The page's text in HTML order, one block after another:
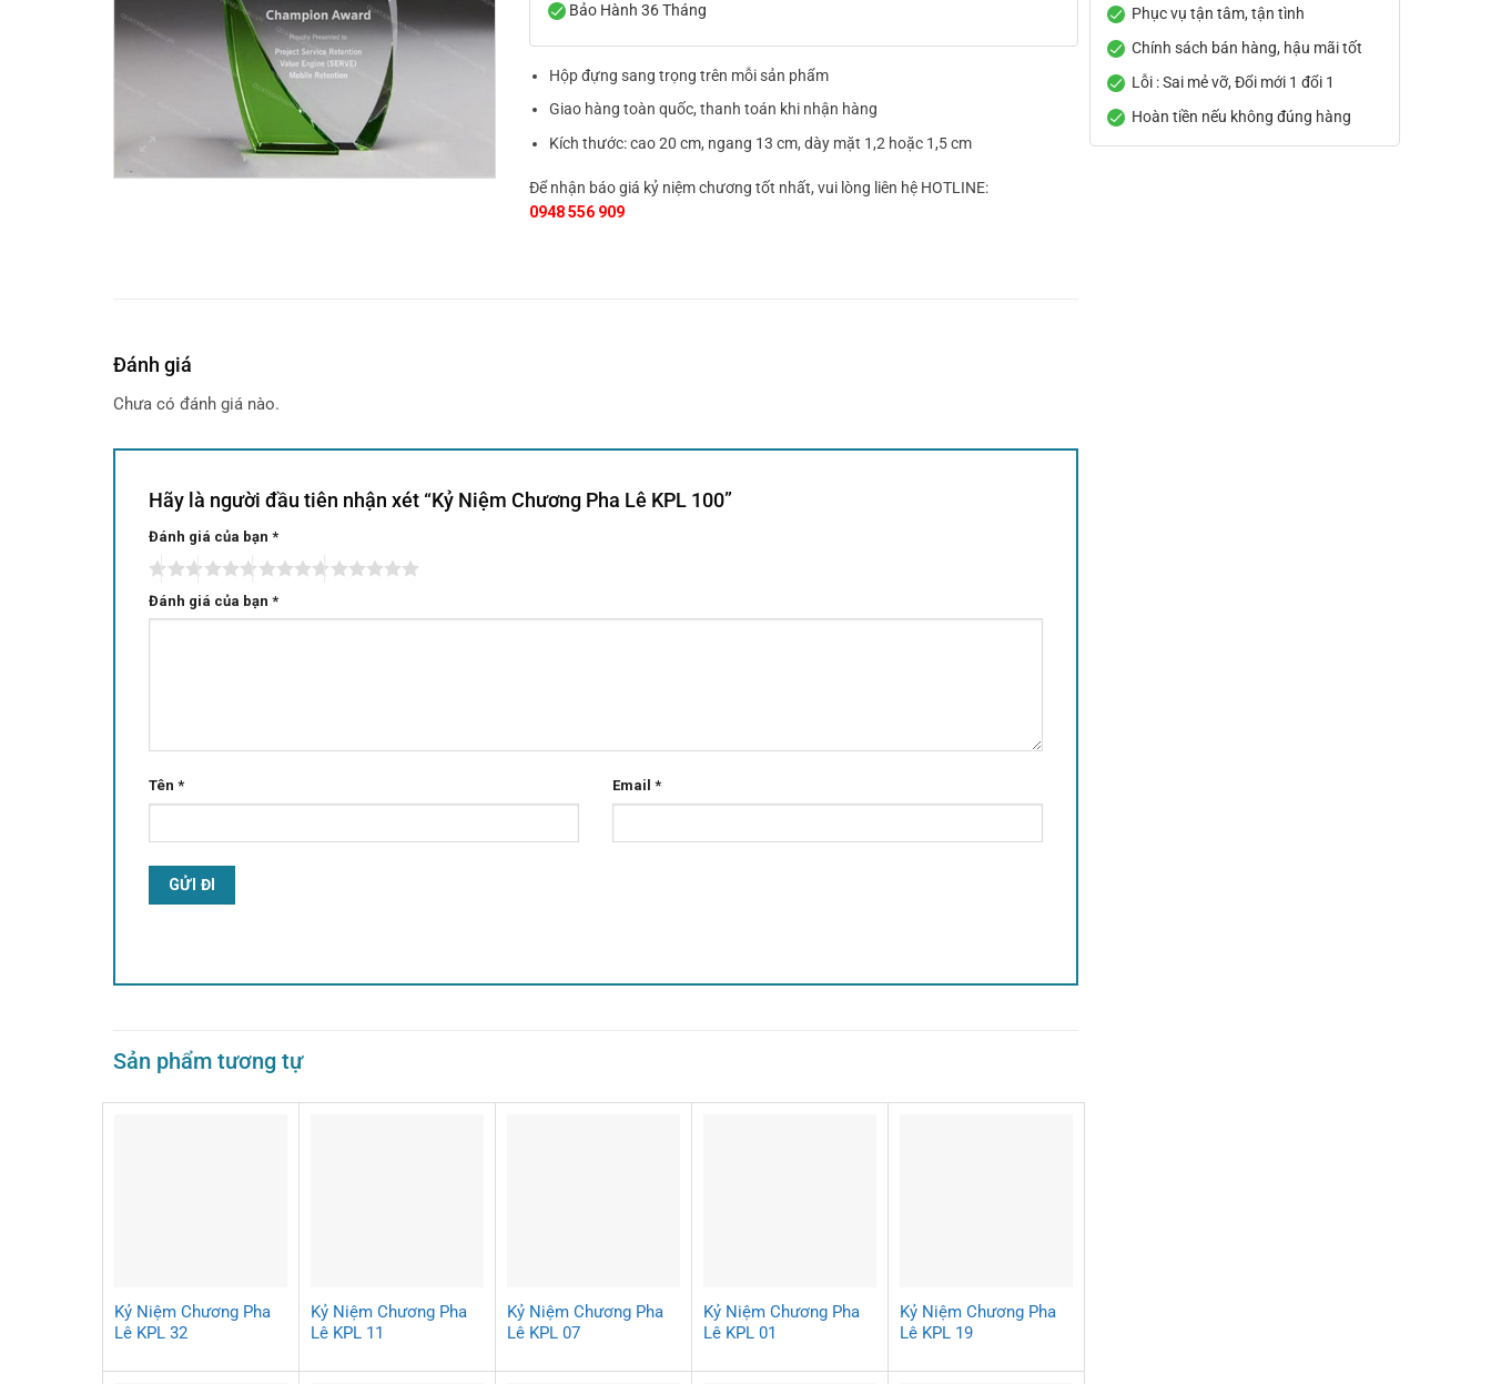
Phục vụ tận tâm, tận tình
Chính sách bán hàng, hậu mãi tốt
Lỗi : Sai mẻ vỡ, Đổi mới 1 đổi 1
Hoàn tiền nếu không đúng hàng
Bảo Hành 36 Tháng
Hộp đựng sang trọng trên mỗi sản phẩm
Giao hàng toàn quốc, thanh toán khi nhận hàng
Kích thước: cao 20 cm, ngang 13 cm, dày mặt 1,2 hoặc 1,5 cm
Để nhận báo giá kỷ niệm chương tốt nhất, vui lòng liên hệ HOTLINE:
0948 556 909
Đánh giá
Chưa có đánh giá nào.
Hãy là người đầu tiên nhận xét “Kỷ Niệm Chương Pha Lê KPL 100”
Đánh giá của bạn *
Đánh giá của bạn *
Tên * Email *
Alternative:
Sản phẩm tương tự
Kỷ Niệm Chương Pha
Lê KPL 32
Kỷ Niệm Chương Pha
Lê KPL 11
Kỷ Niệm Chương Pha
Lê KPL 07
Kỷ Niệm Chương Pha
Lê KPL 01
Kỷ Niệm Chương Pha
Lê KPL 19